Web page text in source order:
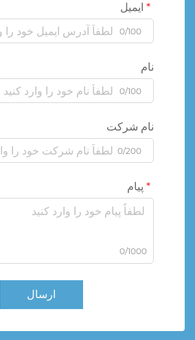
ایمیل
0/100
نام
0/100
نام شرکت
0/200
پیام
0/1000
ارسال